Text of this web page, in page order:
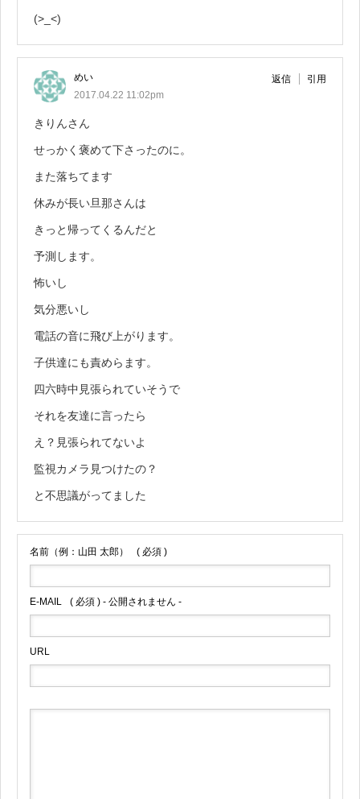
(>_<)
めい
2017.04.22 11:02pm
返信 引用
きりんさん
せっかく褒めて下さったのに。
また落ちてます
休みが長い旦那さんは
きっと帰ってくるんだと
予測します。
怖いし
気分悪いし
電話の音に飛び上がります。
子供達にも責めらます。
四六時中見張られていそうで
それを友達に言ったら
え？見張られてないよ
監視カメラ見つけたの？
と不思議がってました
名前（例：山田 太郎） ( 必須 )
E-MAIL ( 必須 ) - 公開されません -
URL